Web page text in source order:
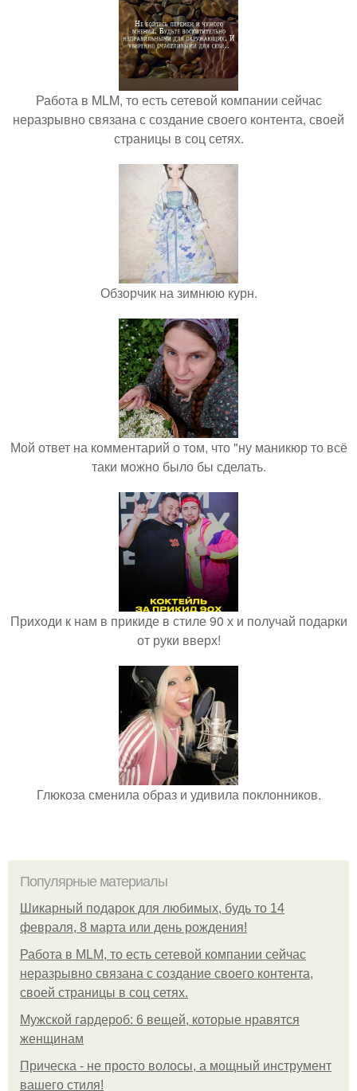
Работа в MLM, то есть сетевой компании сейчас
неразрывно связана с создание своего контента, своей
страницы в соц сетях.
Обзорчик на зимнюю курн.
Мой ответ на комментарий о том, что "ну маникюр то всё
таки можно было бы сделать.
Приходи к нам в прикиде в стиле 90 х и получай подарки
от руки вверх!
Глюкоза сменила образ и удивила поклонников.
Популярные материалы
Шикарный подарок для любимых, будь то 14
февраля, 8 марта или день рождения!
Работа в MLM, то есть сетевой компании сейчас
неразрывно связана с создание своего контента,
своей страницы в соц сетях.
Мужской гардероб: 6 вещей, которые нравятся
женщинам
Прическа - не просто волосы, а мощный инструмент
вашего стиля!